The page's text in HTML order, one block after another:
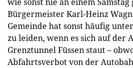
Bürgermeister Karl-Heinz
Gemeinde hat sonst häufig
zu leiden, wenn es sich auf der
Grenztunnel Füssen staut –
Abfahrtsverbot von der